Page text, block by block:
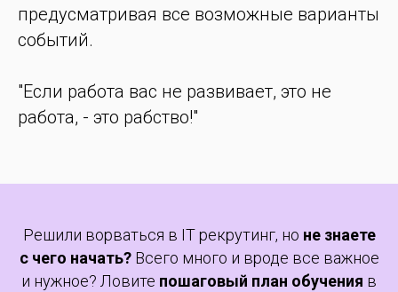
предусматривая все возможные варианты
событий.
"Если работа вас не развивает, это не
работа, - это рабство!"
Решили ворваться в IT рекрутинг, но не знаете
с чего начать?Всего много и вроде все важное
и нужное? Ловите пошаговый план обучения в